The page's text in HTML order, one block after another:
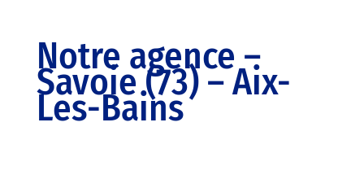
Notre agence –
Savoie (73) – Aix-
Les-Bains